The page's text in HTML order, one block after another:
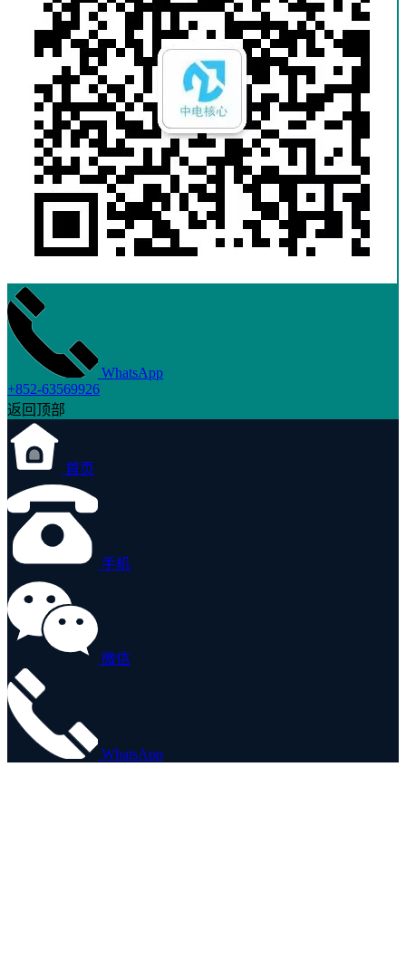
WhatsApp
+852-63569926
返回顶部
首页
手机
微信
WhatsApp